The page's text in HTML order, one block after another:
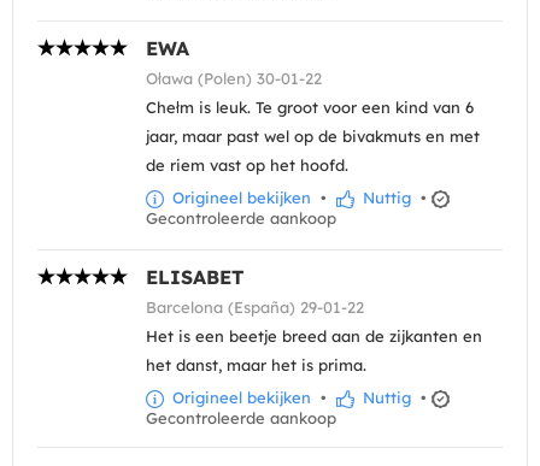
EWA
Oława (Polen) 30-01-22
Chełm is leuk. Te groot voor een kind van 6
jaar, maar past wel op de bivakmuts en met
de riem vast op het hoofd.
Origineel bekijken • Nuttig •
Gecontroleerde aankoop
ELISABET
Barcelona (España) 29-01-22
Het is een beetje breed aan de zijkanten en
het danst, maar het is prima.
Origineel bekijken • Nuttig •
Gecontroleerde aankoop